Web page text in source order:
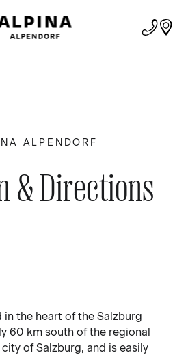
ALPENDORF
& Directions
the heart of the Salzburg
60 km south of the regional
of Salzburg, and is easily